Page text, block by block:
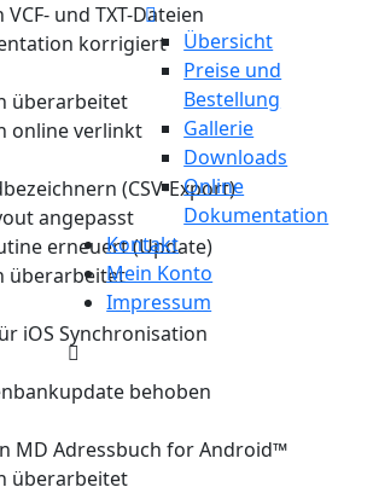
Übersicht
Preise und
Bestellung
Gallerie
Downloads
Online
Dokumentation
Kontakt
Mein Konto
Impressum
und TXT-Dateien
korrigiert
überarbeitet
online verlinkt
(CSV-Export)
angepasst
erneuert (Update)
überarbeitet
iOS Synchronisation
behoben
MD Adressbuch for Android™
überarbeitet